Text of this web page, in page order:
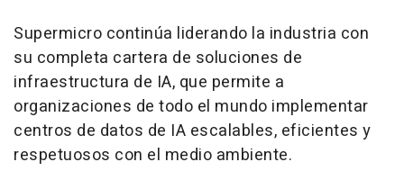
Supermicro continúa liderando la industria con
su completa cartera de soluciones de
infraestructura de IA, que permite a
organizaciones de todo el mundo implementar
centros de datos de IA escalables, eficientes y
respetuosos con el medio ambiente.